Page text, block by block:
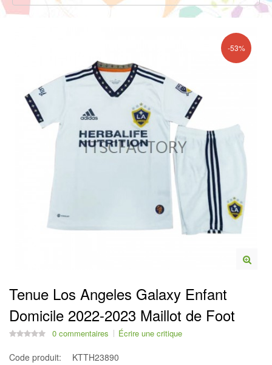
-53%
Tenue Los Angeles Galaxy Enfant
Domicile 2022-2023 Maillot de Foot
0 commentaires Écrire une critique
Code produit:
KTTH23890